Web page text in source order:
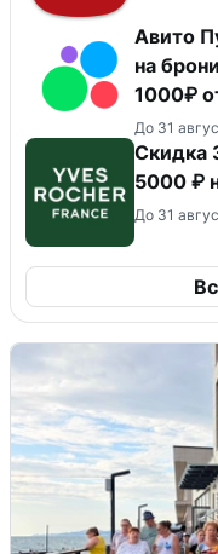
Авито
на
1000₽
До 31
Скидка
5000 ₽
До 31